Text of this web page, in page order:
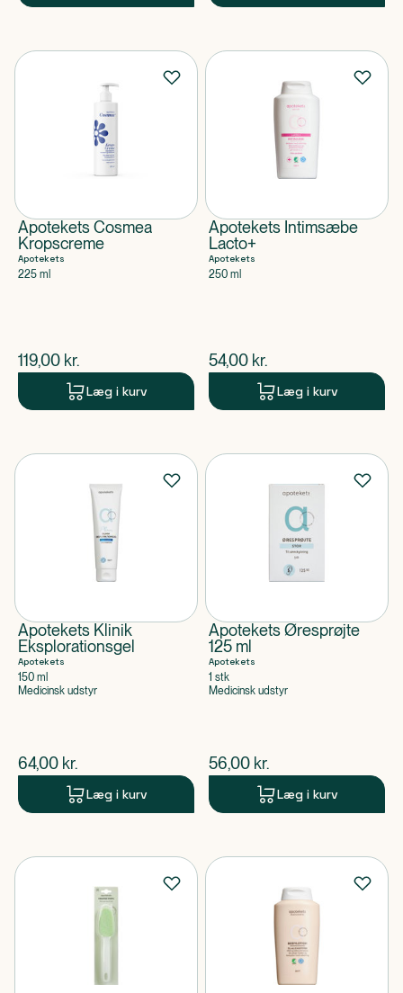
Apotekets Cosmea
Kropscreme
Apotekets
225 ml
$nuværende pris
119,00 kr.
Læg i kurv
Apotekets Intimsæbe
Lacto+
Apotekets
250 ml
$nuværende pris
54,00 kr.
Læg i kurv
Apotekets Klinik
Eksplorationsgel
Apotekets
150 ml
Medicinsk udstyr
$nuværende pris
64,00 kr.
Læg i kurv
Apotekets Øresprøjte
125 ml
Apotekets
1 stk
Medicinsk udstyr
$nuværende pris
56,00 kr.
Læg i kurv